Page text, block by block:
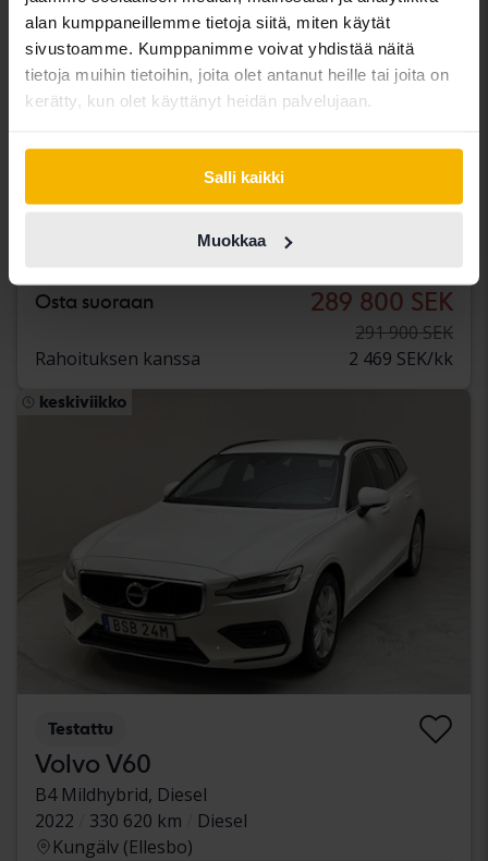
alan kumppaneillemme tietoja siitä, miten käytät
sivustoamme. Kumppanimme voivat yhdistää näitä
tietoja muihin tietoihin, joita olet antanut heille tai joita on
kerätty, kun olet käyttänyt heidän palvelujaan.
Salli kaikki
Muokkaa
Sertifioitu
Diesel
Osta suoraan 289 800 SEK
291 900 SEK
Rahoituksen kanssa
2 469 SEK/kk
keskiviikko
Testattu
Volvo V60
B4 Mildhybrid, Diesel
2022
330 620 km
Diesel
Kungälv (Ellesbo)